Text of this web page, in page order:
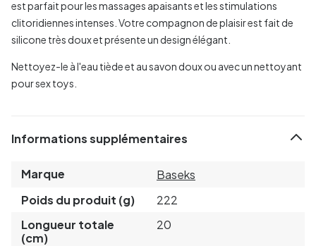
est parfait pour les massages apaisants et les stimulations
clitoridiennes intenses. Votre compagnon de plaisir est fait de
silicone très doux et présente un design élégant.
Nettoyez-le à l'eau tiède et au savon doux ou avec un nettoyant
pour sex toys.
Informations supplémentaires
Marque
Baseks
Poids du produit (g)
222
Longueur totale
(cm)
20